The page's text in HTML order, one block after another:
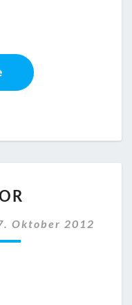
Read More
Oktober 2012